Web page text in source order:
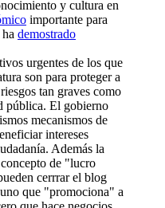
y cultura en
importante para
demostrado
urgentes de los que
son para proteger a
tan graves como
pública. El gobierno
mecanismos de
intereses
Además la
de "lucro
cerrrar el blog
que "promociona" a